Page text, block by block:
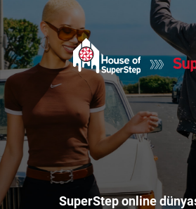
SuperStep online